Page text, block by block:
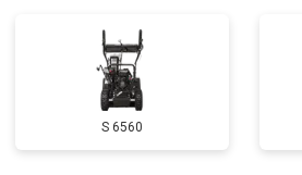
Замена свечей зажигания
Демонтаж-монтаж двигателя
Ремонт сцепления
S 6560